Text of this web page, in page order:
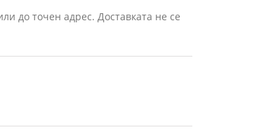
до точен адрес. Доставката не се